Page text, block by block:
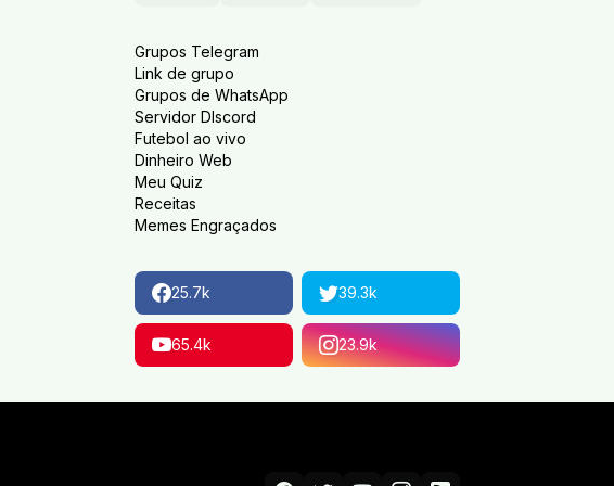
Grupos Telegram
Link de grupo
Grupos de WhatsApp
Servidor DIscord
Futebol ao vivo
Dinheiro Web
Meu Quiz
Receitas
Memes Engraçados
25.7k 39.3k
65.4k 23.9k